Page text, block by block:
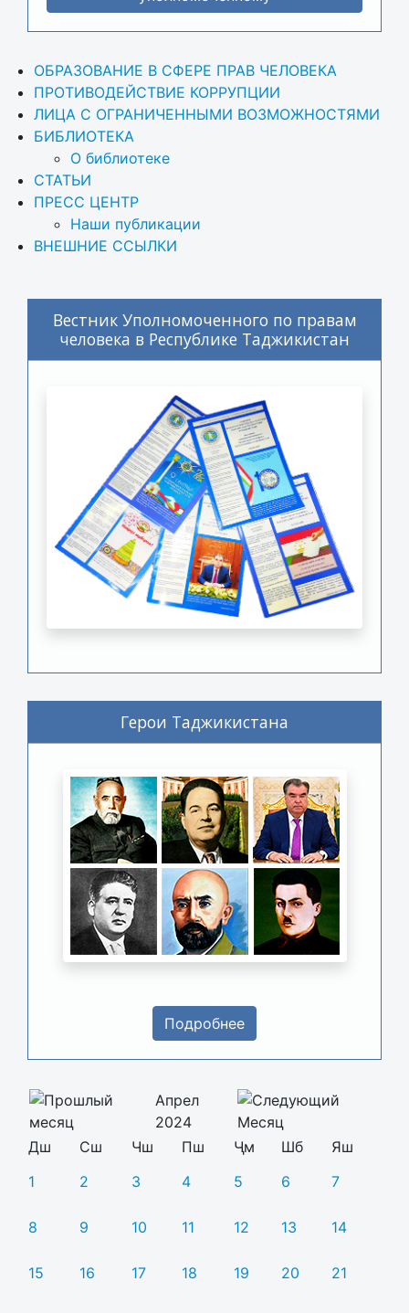
ОБРАЗОВАНИЕ В СФЕРЕ ПРАВ ЧЕЛОВЕКА
ПРОТИВОДЕЙСТВИЕ КОРРУПЦИИ
ЛИЦА С ОГРАНИЧЕННЫМИ ВОЗМОЖНОСТЯМИ
БИБЛИОТЕКА
О библиотеке
СТАТЬИ
ПРЕСС ЦЕНТР
Наши публикации
ВНЕШНИЕ ССЫЛКИ
Вестник Уполномоченного по правам
человека в Республике Таджикистан
Герои Таджикистана
Подробнее
Апрел
2024
Дш
Сш Чш Пш Ҷм Шб
Яш
1
2 3 4 5 6 7
8 9 10 11 12 13 14
15 16 17 18 19 20 21